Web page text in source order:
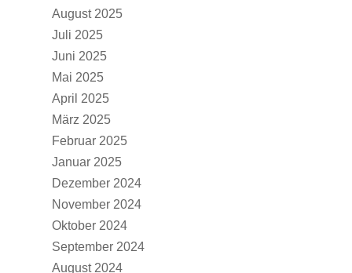
August 2025
Juli 2025
Juni 2025
Mai 2025
April 2025
März 2025
Februar 2025
Januar 2025
Dezember 2024
November 2024
Oktober 2024
September 2024
August 2024